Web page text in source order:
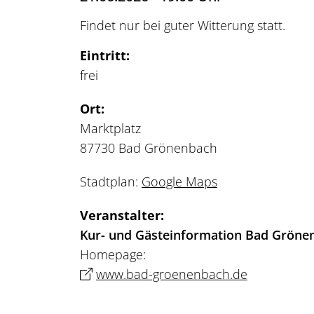
Findet nur bei guter Witterung statt.
Eintritt:
frei
Ort:
Marktplatz
87730 Bad Grönenbach
Stadtplan: Google Maps
Veranstalter:
Kur- und Gästeinformation Bad
Homepage:
www.bad-groenenbach.de